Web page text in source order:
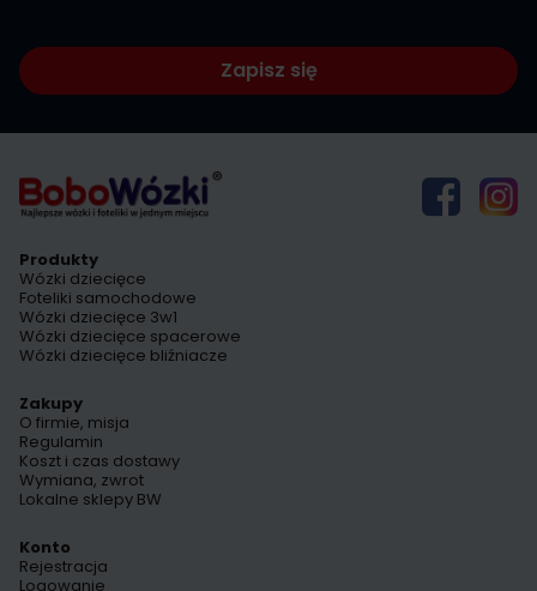
Zapisz się
Produkty
Wózki dziecięce
Foteliki samochodowe
Wózki dziecięce 3w1
Wózki dziecięce spacerowe
Wózki dziecięce bliźniacze
Zakupy
O firmie, misja
Regulamin
Koszt i czas dostawy
Wymiana, zwrot
Lokalne sklepy BW
Konto
Rejestracja
Logowanie